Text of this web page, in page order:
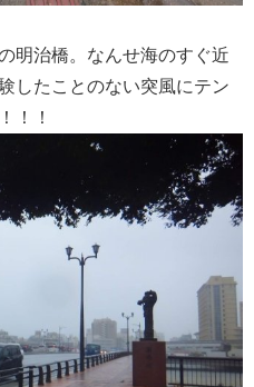
明治橋。なんせ海のすぐ近
したことのない突風にテン
！！